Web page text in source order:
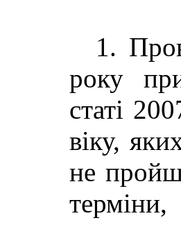
1.
року
статі
віку,
не